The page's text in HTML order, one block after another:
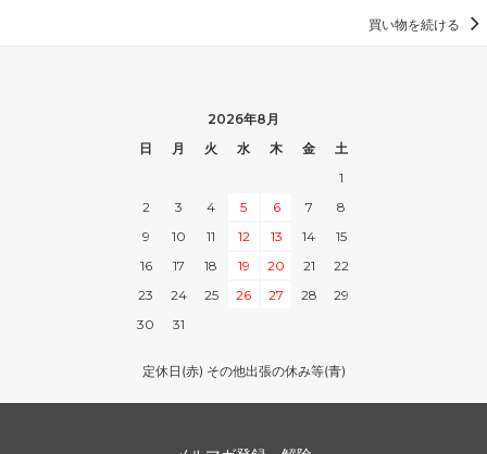
買い物を続ける
2026年8月
日
月 火 水 木 金
土
1
2
3 4 5 6 7
8
9
10 11 12 13 14
15
16
17 18 19 20 21
22
23
24 25 26 27 28
29
30
31
定休日(赤) その他出張の休み等(青)